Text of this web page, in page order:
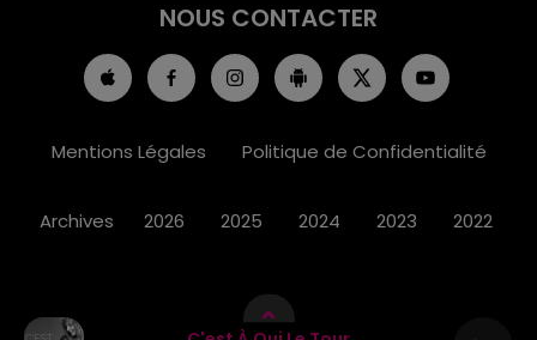
NOUS CONTACTER
Mentions Légales Politique de Confidentialité
Archives 2026 2025 2024 2023 2022